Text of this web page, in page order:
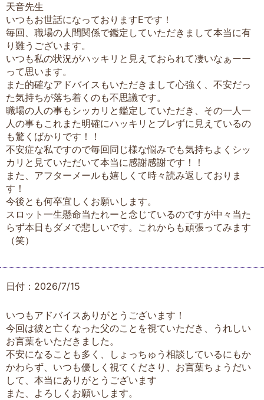
天音先生
いつもお世話になっておりますEです！
毎回、職場の人間関係で鑑定していただきまして本当に有
り難うございます。
いつも私の状況がハッキリと見えておられて凄いなぁーー
って思います。
また的確なアドバイスもいただきまして心強く、不安だっ
た気持ちが落ち着くのも不思議です。
職場の人の事もシッカリと鑑定していただき、その一人一
人の事もこれまた明確にハッキリとブレずに見えているの
も驚くばかりです！！
不安症な私ですので毎回同じ様な悩みでも気持ちよくシッ
カリと見ていただいて本当に感謝感謝です！！
また、アフターメールも嬉しくて時々読み返しておりま
す！
今後とも何卒宜しくお願いします。
スロット一生懸命当たれーと念じているのですが中々当た
らず本日もダメで悲しいです。これからも頑張ってみます
（笑）
日付：2026/7/15
いつもアドバイスありがとうございます！
今回は彼と亡くなった父のことを視ていただき、うれしい
お言葉をいただきました。
不安になることも多く、しょっちゅう相談しているにもか
かわらず、いつも優しく視てくださり、お言葉ちょうだい
して、本当にありがとうございます
また、よろしくお願いします。